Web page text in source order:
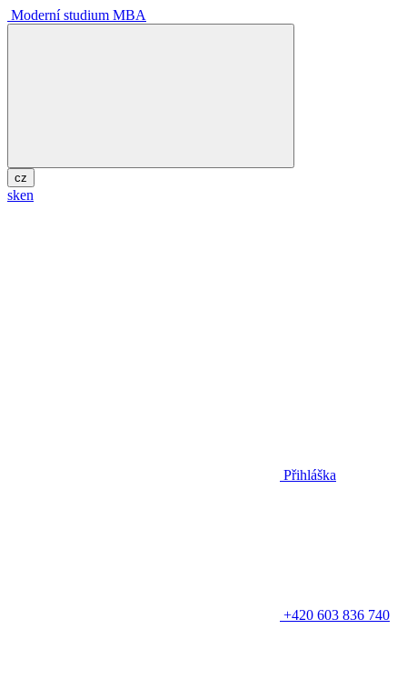
Moderní studium MBA
cz
sken
Přihláška
+420 603 836 740